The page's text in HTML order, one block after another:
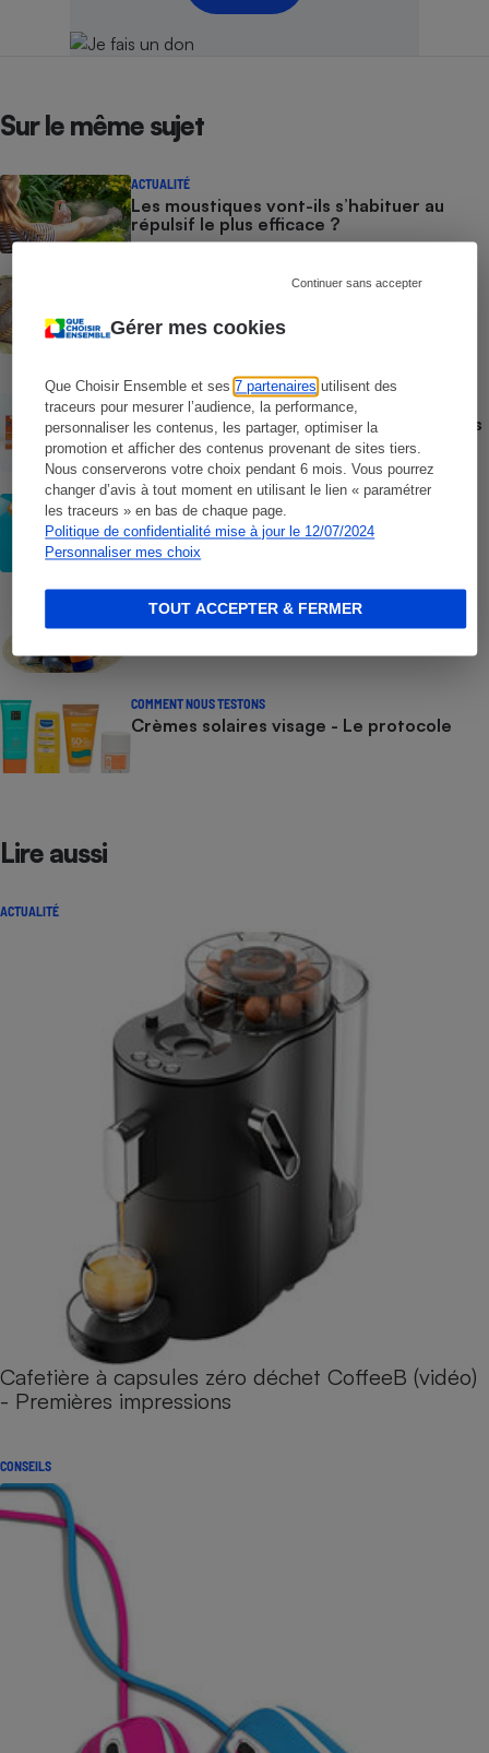
Gérer mes cookies
Que Choisir Ensemble et ses7 partenaires utilisent des
traceurs pour mesurer l’audience, la performance,
personnaliser les contenus, les partager, optimiser la
promotion et afficher des contenus provenant de sites tiers.
Nous conserverons votre choix pendant 6 mois. Vous pourrez
changer d’avis à tout moment en utilisant le lien « paramétrer
les traceurs » en bas de chaque page.
Politique de confidentialité mise à jour le 12/07/2024
Personnaliser mes choix
Continuer sans accepter
TOUT ACCEPTER & FERMER
Sur le même sujet
ACTUALITÉ
Les moustiques vont-ils s’habituer au
répulsif le plus efficace ?
ACTION QUE CHOISIR ENSEMBLE
Temu, Shein et AliExpress - 9 sur 10
ACTUALITÉ
Crèmes solaires - Le bilan désastreux des
plateformes chinoises
CONSEILS
Crèmes solaires - Les logos à la loupe
COMMENT NOUS TESTONS
Crèmes solaires - Le protocole
COMMENT NOUS TESTONS
Crèmes solaires visage - Le protocole
Lire aussi
ACTUALITÉ
Cafetière à capsules zéro déchet CoffeeB (vidéo)
- Premières impressions
CONSEILS